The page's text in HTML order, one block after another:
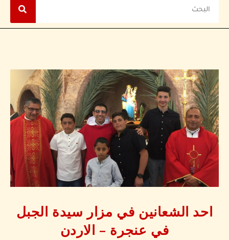
احد الشعانين في مزار سيدة الجبل
في عنجرة – الاردن